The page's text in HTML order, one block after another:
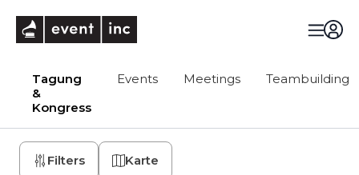
Tagung
&
Kongress
Events Meetings Teambuilding
Filters Karte